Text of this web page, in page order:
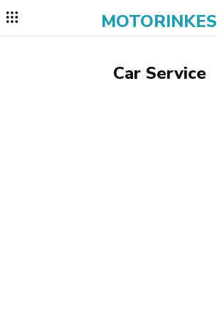
MOTORINKES
Car Service